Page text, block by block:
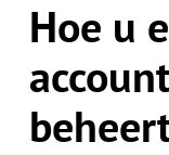
Hoe u